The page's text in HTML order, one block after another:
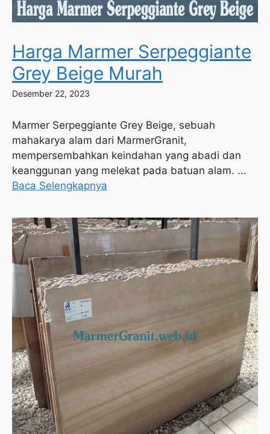
Harga Marmer Serpeggiante
Grey Beige Murah
Desember 22, 2023
Marmer Serpeggiante Grey Beige, sebuah
mahakarya alam dari MarmerGranit,
mempersembahkan keindahan yang abadi dan
keanggunan yang melekat pada batuan alam. ...
Baca Selengkapnya